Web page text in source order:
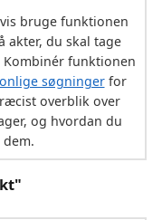
bruge funktionen
akter, du skal tage
funktionen
søgningerfor
overblik over
og hvordan du